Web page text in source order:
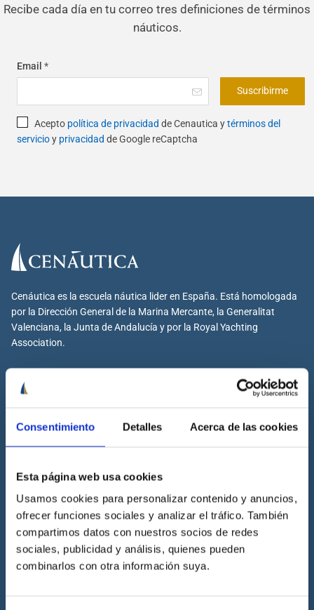
Consentimiento Detalles Acerca de las cookies
Esta página web usa cookies
Usamos cookies para personalizar contenido y anuncios,
ofrecer funciones sociales y analizar el tráfico. También
compartimos datos con nuestros socios de redes
sociales, publicidad y análisis, quienes pueden
combinarlos con otra información suya.
Recibe cada día en tu correo tres definiciones de términos
náuticos.
Email *
Suscribirme
Acepto política de privacidad de Cenautica ytérminos del
servicioy privacidad de Google reCaptcha
Cenáutica es la escuela náutica lider en España. Está homologada
por la Dirección General de la Marina Mercante, la Generalitat
Valenciana, la Junta de Andalucía y por la Royal Yachting
Association.
Escuela náutica
Contacta con Cenáutica
Historia de Cenáutica
Trabaja con Cenáutica
Sala de prensa
Preguntas frecuentes